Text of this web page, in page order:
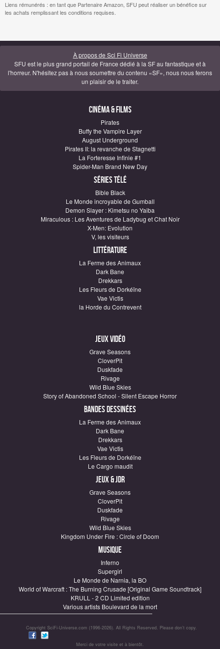
Liens rémunérés : en tant que Partenaire Amazon, SFU peut réaliser un bénéfice sur
les achats remplissant les conditions requises.
À propos de Sci Fi Universe
SFU est le plus grand portail de France dédié à la SF au fantastique et à
l'horreur. N'hésitez pas à nous soumettre du contenu «SF», nous nous ferons
un plaisir de le traiter.
Cinéma & Films
Pirates
Buffy the Vampire Layer
August Underground
Pirates II: la revanche de Stagnetti
La Forteresse Infinie #1
Spider-Man Brand New Day
Séries télé
Bible Black
Le Monde incroyable de Gumball
Demon Slayer : Kimetsu no Yaiba
Miraculous : Les Aventures de Ladybug et Chat Noir
X-Men: Evolution
V, les visiteurs
Littérature
La Ferme des Animaux
Dark Bane
Drekkars
Les Fleurs de Dorkéïne
Vae Victis
la Horde du Contrevent
Jeux vidéo
Grave Seasons
CloverPit
Duskfade
Rivage
Wild Blue Skies
Story of Abandoned School - Silent Escape Horror
Bandes dessinées
La Ferme des Animaux
Dark Bane
Drekkars
Vae Victis
Les Fleurs de Dorkéïne
Le Cargo maudit
Jeux & JDR
Grave Seasons
CloverPit
Duskfade
Rivage
Wild Blue Skies
Kingdom Under Fire : Circle of Doom
Musique
Inferno
Supergirl
Le Monde de Narnia, la BO
World of Warcraft : The Burning Crusade [Original Game Soundtrack]
KRULL - 2 CD Limited edition
Various artists Boulevard de la mort
Copyright SciFi-Universe.com (1996-2026). All Rights Reserved. Please don’t copy.
Merci de votre visite et à bientôt.